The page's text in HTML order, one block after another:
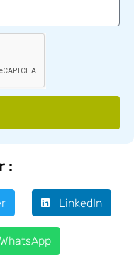
:
LinkedIn
WhatsApp